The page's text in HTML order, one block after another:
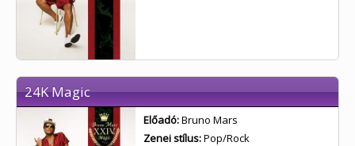
24K Magic
Előadó:Bruno Mars
Zenei stílus:Pop/Rock